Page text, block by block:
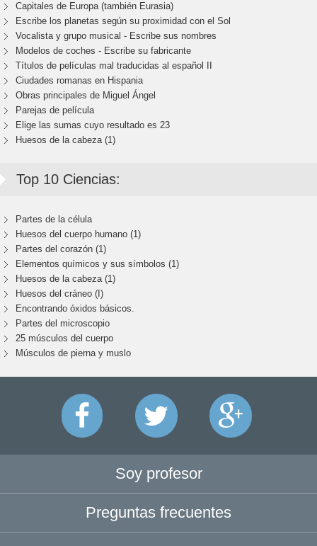
Capitales de Europa (también Eurasia)
Escribe los planetas según su proximidad con el Sol
Vocalista y grupo musical - Escribe sus nombres
Modelos de coches - Escribe su fabricante
Títulos de películas mal traducidas al español II
Ciudades romanas en Hispania
Obras principales de Miguel Ángel
Parejas de película
Elige las sumas cuyo resultado es 23
Huesos de la cabeza (1)
Top 10 Ciencias:
Partes de la célula
Huesos del cuerpo humano (1)
Partes del corazón (1)
Elementos químicos y sus símbolos (1)
Huesos de la cabeza (1)
Huesos del cráneo (I)
Encontrando óxidos básicos.
Partes del microscopio
25 músculos del cuerpo
Músculos de pierna y muslo
Soy profesor
Preguntas frecuentes